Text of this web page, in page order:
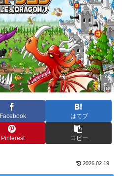
Facebook はてブ
Pinterest コピー
2026.02.19